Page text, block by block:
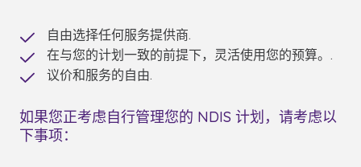
自由选择任何服务提供商.
在与您的计划一致的前提下，灵活使用您的预算。.
议价和服务的自由.
如果您正考虑自行管理您的 NDIS 计划，请考虑以
下事项：